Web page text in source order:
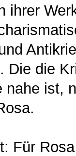
ihrer
Die die
nahe ist,
Für